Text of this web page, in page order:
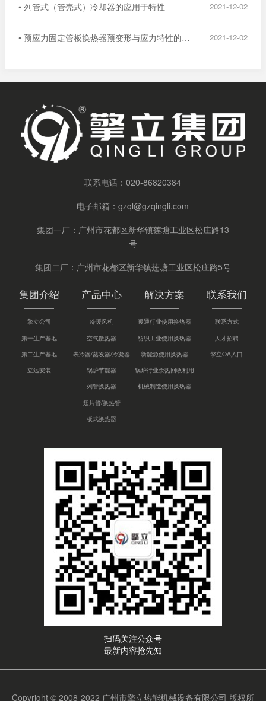
• 列管式（管壳式）冷却器的应用于特性 2021-12-02
• 预应力固定管板换热器预变形与应力特性的数值分析 2021-12-02
联系电话：020-86820384
电子邮箱：gzql@gzqingli.com
集团一厂：广州市花都区新华镇莲塘工业区松庄路13
号
集团二厂：广州市花都区新华镇莲塘工业区松庄路5号
集团介绍
擎立公司
第一生产基地
第二生产基地
立远安装
产品中心
冷暖风机
空气散热器
表冷器/蒸发器/冷凝器
锅炉节能器
列管换热器
翅片管/换热管
板式换热器
解决方案
暖通行业使用换热器
纺织工业使用换热器
新能源使用换热器
锅炉行业余热回收利用
机械制造使用换热器
联系我们
联系方式
人才招聘
擎立OA入口
扫码关注公众号
最新内容抢先知
Copyright © 2008-2022 广州市擎立热能机械设备有限公司 版权所